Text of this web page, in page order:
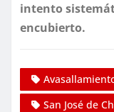
intento
encubierto.
San José de